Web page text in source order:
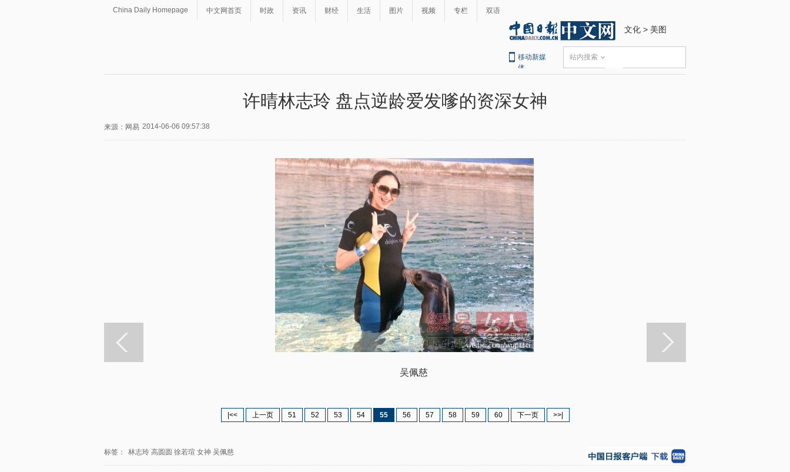
China Daily Homepage 中文网首页 时政 资讯 财经 生活 图片 视频 专栏 双语
文化 > 美图
移动新媒
体
站内搜索
许晴林志玲 盘点逆龄爱发嗲的资深女神
来源：网易 2014-06-06 09:57:38
吴佩慈
|<< 上一页 51 52 53 54 55 56 57 58 59 60 下一页 >>|
标签： 林志玲 高圆圆 徐若瑄 女神 吴佩慈